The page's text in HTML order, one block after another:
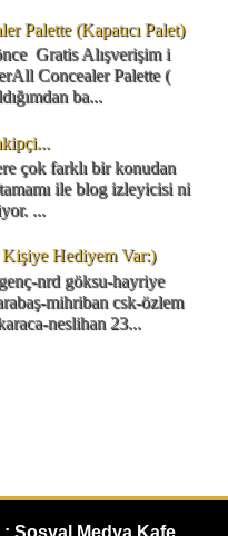
Palette (Kapatıcı Palet)
Gratis Alışverişim i
Concealer Palette (
ba...
çok farklı bir konudan
ile blog izleyicisi ni
...
Hediyem Var:)
nrd göksu-hayriye
mihriban csk-özlem
neslihan 23...
Sosyal Medya Kafe